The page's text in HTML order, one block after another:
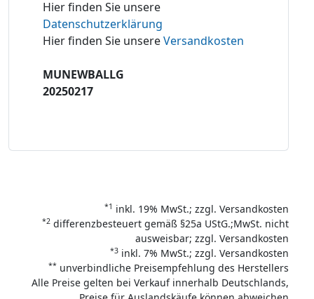
Hier finden Sie unsere
Datenschutzerklärung
Hier finden Sie unsereVersandkosten
MUNEWBALLG
20250217
*1 inkl. 19% MwSt.; zzgl. Versandkosten
*2 differenzbesteuert gemäß §25a UStG.;MwSt. nicht
ausweisbar; zzgl. Versandkosten
*3 inkl. 7% MwSt.; zzgl. Versandkosten
** unverbindliche Preisempfehlung des Herstellers
Alle Preise gelten bei Verkauf innerhalb Deutschlands,